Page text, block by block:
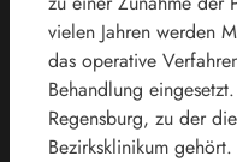
vielen Jahren werden
das operative
Behandlung
Regensburg, zu der
Bezirksklinikum gehört.